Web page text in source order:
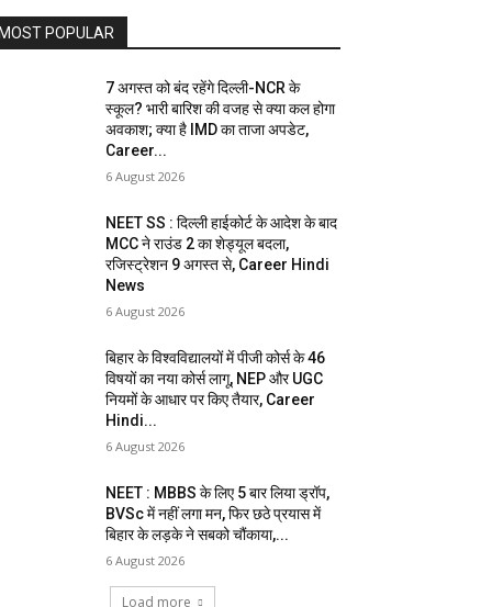
MOST POPULAR
7 अगस्त को बंद रहेंगे दिल्ली-NCR के
स्कूल? भारी बारिश की वजह से क्या कल होगा
अवकाश; क्या है IMD का ताजा अपडेट,
Career...
6 August 2026
NEET SS : दिल्ली हाईकोर्ट के आदेश के बाद
MCC ने राउंड 2 का शेड्यूल बदला,
रजिस्ट्रेशन 9 अगस्त से, Career Hindi
News
6 August 2026
बिहार के विश्वविद्यालयों में पीजी कोर्स के 46
विषयों का नया कोर्स लागू, NEP और UGC
नियमों के आधार पर किए तैयार, Career
Hindi...
6 August 2026
NEET : MBBS के लिए 5 बार लिया ड्रॉप,
BVSc में नहीं लगा मन, फिर छठे प्रयास में
बिहार के लड़के ने सबको चौंकाया,...
6 August 2026
Load more